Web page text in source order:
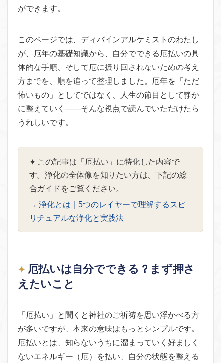
ができます。
このページでは、ディバインアルケミストのわたし
が、厄年の基礎知識から、自分でできる厄払いの具
体的な手順、そして厄に振り回されないための考え
方までを、順を追って整理しました。厄年を「ただ
怖いもの」としてではなく、人生の節目として静か
に整えていく——そんな視点で読んでいただけたら
うれしいです。
✦ この記事は「厄払い」に特化した内容で
す。浄化の全体像を知りたい方は、下記の総
合ガイドをご覧ください。
→ 浄化とは｜5つのレイヤーで理解するスピ
リチュアルな浄化と実践法
厄払いは自分でできる？まず押さ
えたいこと
「厄払い」と聞くと神社のご祈祷を思い浮かべる方
が多いですが、本来の意味はもっとシンプルです。
厄払いとは、知らないうちに溜まっていく好ましく
ないエネルギー（厄）を払い、自分の状態を整える